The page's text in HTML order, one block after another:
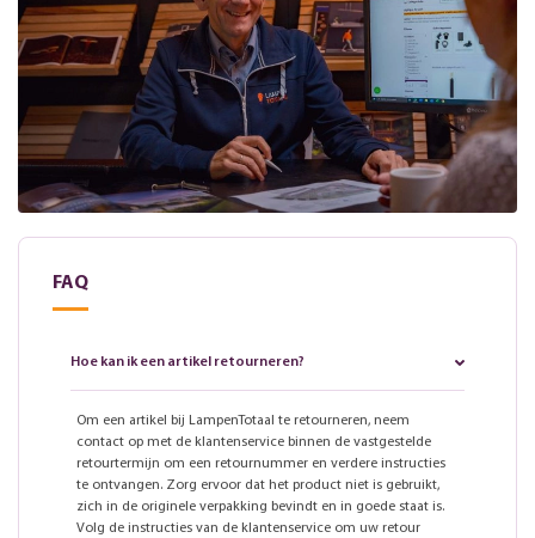
FAQ
Hoe kan ik een artikel retourneren?
Om een artikel bij LampenTotaal te retourneren, neem
contact op met de klantenservice binnen de vastgestelde
retourtermijn om een retournummer en verdere instructies
te ontvangen. Zorg ervoor dat het product niet is gebruikt,
zich in de originele verpakking bevindt en in goede staat is.
Volg de instructies van de klantenservice om uw retour